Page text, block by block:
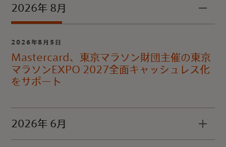
2026年 8月
2026年8月5日
Mastercard、東京マラソン財団主催の東京
マラソンEXPO 2027全面キャッシュレス化
をサポート
2026年 6月